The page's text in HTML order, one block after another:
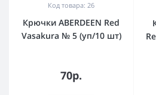
Код товара: 26
Крючки ABERDEEN Red
Vasakura № 5 (уп/10 шт)
70р.